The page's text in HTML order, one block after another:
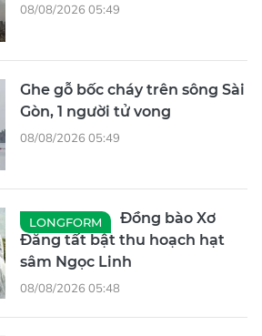
08/08/2026 05:49
Ghe gỗ bốc cháy trên sông Sài
Gòn, 1 người tử vong
08/08/2026 05:49
LONGFORM
Đồng bào Xơ
Đăng tất bật thu hoạch hạt
sâm Ngọc Linh
08/08/2026 05:48